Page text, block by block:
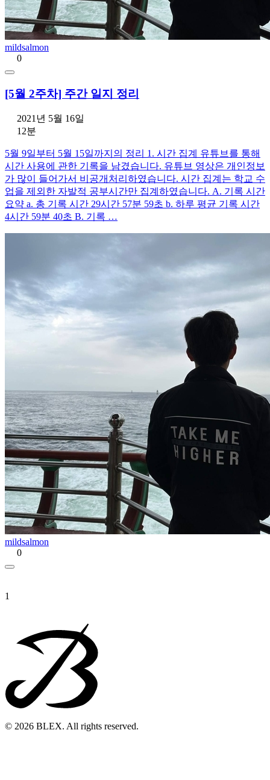
mildsalmon
0
[5월 2주차] 주간 일지 정리
2021년 5월 16일
12분
5월 9일부터 5월 15일까지의 정리 1. 시간 집계 유튜브를 통해
시간 사용에 관한 기록을 남겼습니다. 유튜브 영상은 개인정보
가 많이 들어가서 비공개처리하였습니다. 시간 집계는 학교 수
업을 제외한 자발적 공부시간만 집계하였습니다. A. 기록 시간
요약 a. 총 기록 시간 29시간 57분 59초 b. 하루 평균 기록 시간
4시간 59분 40초 B. 기록 …
mildsalmon
0
1
© 2026 BLEX. All rights reserved.